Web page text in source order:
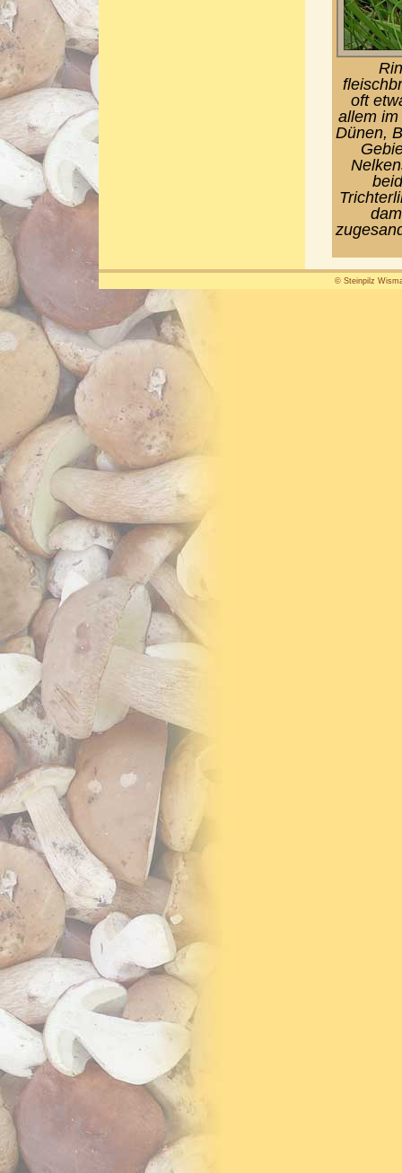
oft
allem
Dünen,
© Steinpilz